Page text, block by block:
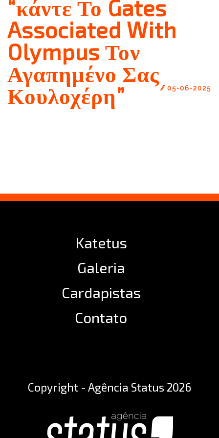
“κάντε Το Gates
Associated With
Olympus Τον
Αγαπημένο Σας
Κουλοχέρη”
// 05-06-2025
Katetus
Galeria
Cardapistas
Contato
Copyright - Agência Status 2026